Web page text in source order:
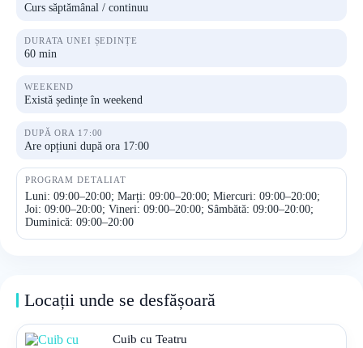
Curs săptămânal / continuu
DURATA UNEI ȘEDINȚE
60 min
WEEKEND
Există ședințe în weekend
DUPĂ ORA 17:00
Are opțiuni după ora 17:00
PROGRAM DETALIAT
Luni: 09:00–20:00; Marți: 09:00–20:00; Miercuri: 09:00–20:00;
Joi: 09:00–20:00; Vineri: 09:00–20:00; Sâmbătă: 09:00–20:00;
Duminică: 09:00–20:00
Locații unde se desfășoară
Cuib cu Teatru